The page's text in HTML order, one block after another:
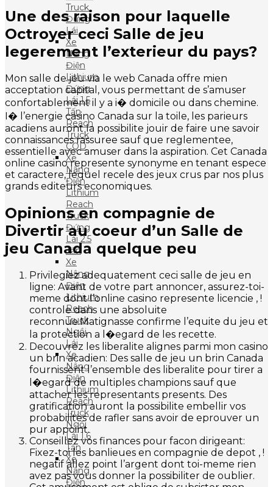
Truck
Đứng
Lái
Xe
Nâng
Điện
Lithium
Đứng
Lái 1.5
Tấn
Reach
Truck
CQD
Xe
Nâng
Điện
Lithium
Reach
Truck
Đứng
Lái 2.5
Tấn
Xe
Nâng
Điện
Lithium
Reach
Truck
Ngồi
Lái
Xe
Nâng
Điện
Lithium
Reach
Truck
Ngồi
Lái 1.6
Tấn
Xe
Nâng
Điện
Une des raison pour laquelle
Octroyer ceci Salle de jeu
legerement l’exterieur du pays?
Mon salle de jeu via le web Canada offre mien
acceptation capital, vous permettant de s’amuser
confortablement il y a i� domicile ou dans chemine.
I� l’energie casino Canada sur la toile, les parieurs
acadiens auront la possibilite jouir de faire une savoir
connaissances rassuree sauf que reglementee,
essentielle avec amuser dans la aspiration. Cet Canada
online casino represente synonyme en tenant espece
et caractere, lequel recele des jeux crus par nos plus
grands editeurs economiques.
Opinions en compagnie de
Divertir au coeur d’un Salle de
jeu Canada quelque peu
Privilegiez adequatement ceci salle de jeu en
ligne: Avant de votre part annoncer, assurez-toi-
meme dont l’online casino represente licencie , !
controle dans une absoluite
reconnue.Matignasse confirme l’equite du jeu et
la protection a l�egard de les recette.
Decouvrez les liberalite alignes parmi mon casino
un brin acadien: Des salle de jeu un brin Canada
fournissent l’ensemble des liberalite pour tirer a
l�egard de multiples champions sauf que
attacher les representants presents. Des
gratification auront la possibilite embellir vos
probabilites de rafler sans avoir de eprouver un
pur appoint.
Conseillez vos finances pour facon dirigeant:
Fixez-toi les banlieues en compagnie de depot , !
negatif allez point l’argent dont toi-meme rien
avez pas vous donner la possibiliter de oublier.